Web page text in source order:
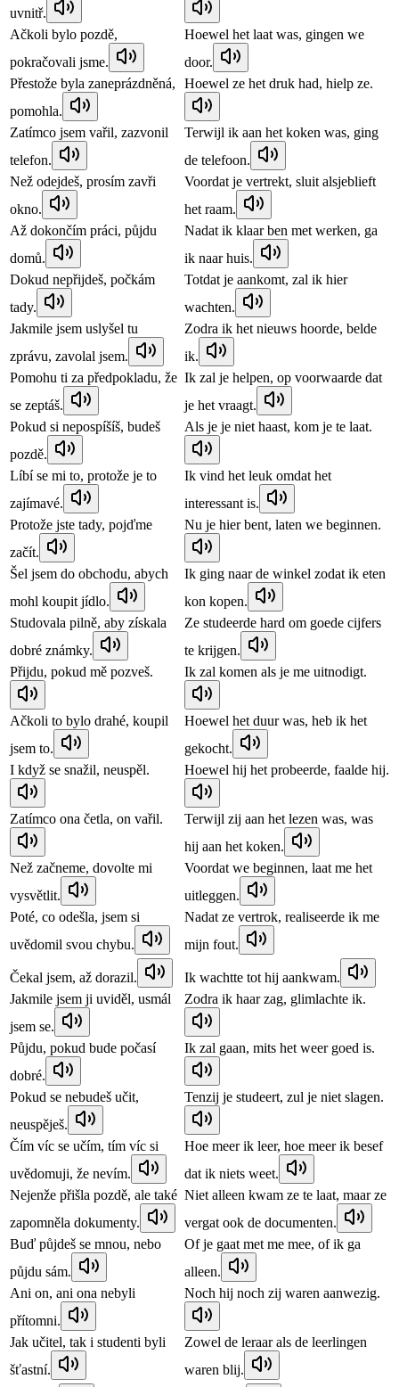
uvnitř.
Ačkoli bylo pozdě,
pokračovali jsme.
Hoewel het laat was, gingen we
door.
Přestože byla zaneprázdněná,
pomohla.
Hoewel ze het druk had, hielp ze.
Zatímco jsem vařil, zazvonil
telefon.
Terwijl ik aan het koken was, ging
de telefoon.
Než odejdeš, prosím zavři
okno.
Voordat je vertrekt, sluit alsjeblieft
het raam.
Až dokončím práci, půjdu
domů.
Nadat ik klaar ben met werken, ga
ik naar huis.
Dokud nepřijdeš, počkám
tady.
Totdat je aankomt, zal ik hier
wachten.
Jakmile jsem uslyšel tu
zprávu, zavolal jsem.
Zodra ik het nieuws hoorde, belde
ik.
Pomohu ti za předpokladu, že
se zeptáš.
Ik zal je helpen, op voorwaarde dat
je het vraagt.
Pokud si nepospíšíš, budeš
pozdě.
Als je je niet haast, kom je te laat.
Líbí se mi to, protože je to
zajímavé.
Ik vind het leuk omdat het
interessant is.
Protože jste tady, pojďme
začít.
Nu je hier bent, laten we beginnen.
Šel jsem do obchodu, abych
mohl koupit jídlo.
Ik ging naar de winkel zodat ik eten
kon kopen.
Studovala pilně, aby získala
dobré známky.
Ze studeerde hard om goede cijfers
te krijgen.
Přijdu, pokud mě pozveš.
Ik zal komen als je me uitnodigt.
Ačkoli to bylo drahé, koupil
jsem to.
Hoewel het duur was, heb ik het
gekocht.
I když se snažil, neuspěl.
Hoewel hij het probeerde, faalde hij.
Zatímco ona četla, on vařil.
Terwijl zij aan het lezen was, was
hij aan het koken.
Než začneme, dovolte mi
vysvětlit.
Voordat we beginnen, laat me het
uitleggen.
Poté, co odešla, jsem si
uvědomil svou chybu.
Nadat ze vertrok, realiseerde ik me
mijn fout.
Čekal jsem, až dorazil.
Ik wachtte tot hij aankwam.
Jakmile jsem ji uviděl, usmál
jsem se.
Zodra ik haar zag, glimlachte ik.
Půjdu, pokud bude počasí
dobré.
Ik zal gaan, mits het weer goed is.
Pokud se nebudeš učit,
neuspěješ.
Tenzij je studeert, zul je niet slagen.
Čím víc se učím, tím víc si
uvědomuji, že nevím.
Hoe meer ik leer, hoe meer ik besef
dat ik niets weet.
Nejenže přišla pozdě, ale také
zapomněla dokumenty.
Niet alleen kwam ze te laat, maar ze
vergat ook de documenten.
Buď půjdeš se mnou, nebo
půjdu sám.
Of je gaat met me mee, of ik ga
alleen.
Ani on, ani ona nebyli
přítomni.
Noch hij noch zij waren aanwezig.
Jak učitel, tak i studenti byli
šťastní.
Zowel de leraar als de leerlingen
waren blij.